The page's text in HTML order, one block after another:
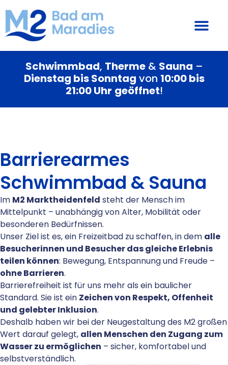
Schwimmbad, Therme& Sauna –
Dienstag bis Sonntag von 10:00 bis
21:00 Uhr geöffnet!
Barrierearmes
Schwimmbad & Sauna
Im M2 Marktheidenfeld steht der Mensch im
Mittelpunkt – unabhängig von Alter, Mobilität oder
besonderen Bedürfnissen.
Unser Ziel ist es, ein Freizeitbad zu schaffen, in dem alle
Besucherinnen und Besucher das gleiche Erlebnis
teilen können: Bewegung, Entspannung und Freude –
ohne Barrieren.
Barrierefreiheit ist für uns mehr als ein baulicher
Standard. Sie ist ein Zeichen von Respekt, Offenheit
und gelebter Inklusion.
Deshalb haben wir bei der Neugestaltung des M2 großen
Wert darauf gelegt, allen Menschen den Zugang zum
Wasser zu ermöglichen – sicher, komfortabel und
selbstverständlich.